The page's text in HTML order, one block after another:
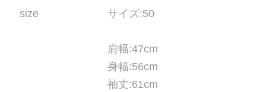
size サイズ:50
肩幅:47cm
身幅:56cm
袖丈:61cm